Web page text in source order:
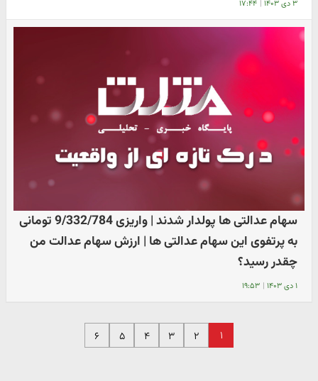
۳ دی ۱۴۰۳ | ۱۷:۴۴
سهام عدالتی ها پولدار شدند | واریزی 9/332/784 تومانی
به پرتفوی این سهام عدالتی ها | ارزش سهام عدالت من
چقدر رسید؟
۱ دی ۱۴۰۳ | ۱۹:۵۳
۱ ۲ ۳ ۴ ۵ ۶